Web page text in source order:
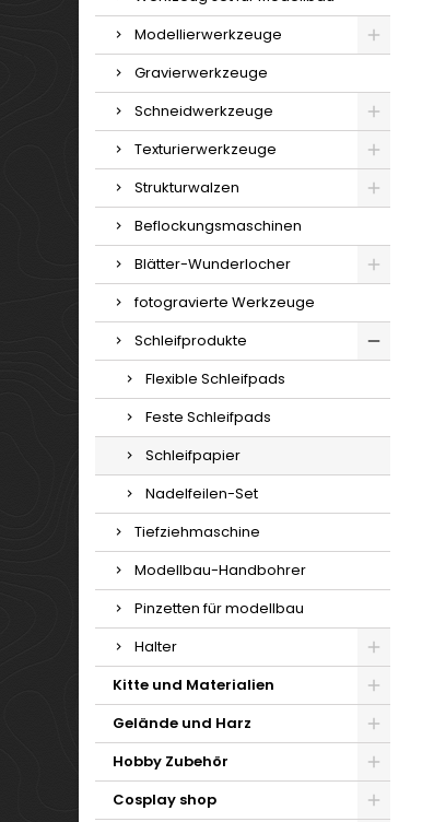
Modellierwerkzeuge
Gravierwerkzeuge
Schneidwerkzeuge
Texturierwerkzeuge
Strukturwalzen
Beflockungsmaschinen
Blätter-Wunderlocher
fotogravierte Werkzeuge
Schleifprodukte
Flexible Schleifpads
Feste Schleifpads
Schleifpapier
Nadelfeilen-Set
Tiefziehmaschine
Modellbau-Handbohrer
Pinzetten für modellbau
Halter
Kitte und Materialien
Gelände und Harz
Hobby Zubehör
Cosplay shop